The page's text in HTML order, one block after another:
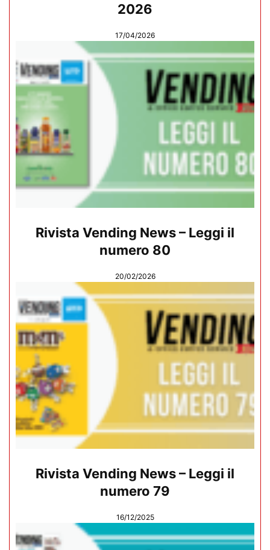
2026
17/04/2026
Rivista Vending News – Leggi il
numero 80
20/02/2026
Rivista Vending News – Leggi il
numero 79
16/12/2025